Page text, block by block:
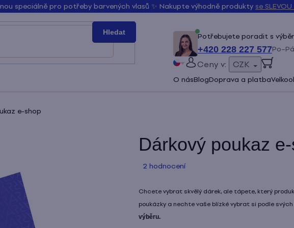
speciálně pro potřeby barvených vlasů ✨ Nakupte výhodně produkty se
Potřebujete poradit s
+420 228 227 577
Slovenčina
Bŭlgarski
PŘIHLÁŠENÍ
Ceny v: CZK
O násBlogDoprava a platba
Hledat
e-shop
Dárkový poukaz
Průměrné
produktu
je
5,0
2 hodnocení
Chcete vybrat skvělý dárek, ale tápete, který
poukázky a nechte vaše blízké vybrat si podle
výběru.